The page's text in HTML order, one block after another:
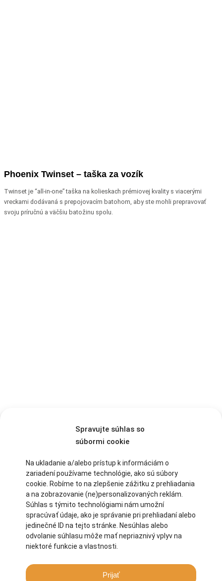
Spravujte súhlas so
súbormi cookie
Na ukladanie a/alebo prístup k informáciám o
zariadení používame technológie, ako sú súbory
cookie. Robíme to na zlepšenie zážitku z prehliadania
a na zobrazovanie (ne)personalizovaných reklám.
Súhlas s týmito technológiami nám umožní
spracúvať údaje, ako je správanie pri prehliadaní alebo
jedinečné ID na tejto stránke. Nesúhlas alebo
odvolanie súhlasu môže mať nepriaznivý vplyv na
niektoré funkcie a vlastnosti.
Prijať
Phoenix Twinset – taška za vozík
Twinset je “all-in-one” taška na kolieskach prémiovej kvality s viacerými
vreckami dodávaná s prepojovacím batohom, aby ste mohli prepravovať
svoju príručnú a väčšiu batožinu spolu.
Batoh na vozík Quickie/Sopur
Tento batoh je vyrobený špeciálne pre mechanické vozíky.